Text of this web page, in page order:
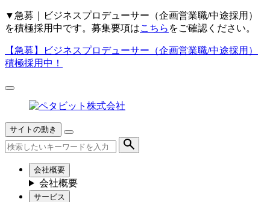
▼ 急募｜ビジネスプロデューサー（企画営業職/中途採用）
を積極採用中です。募集要項はこちら をご確認ください。
【急募】
ビジネスプロデューサー（企画営業職/中途採用）
積極採用中！
サイトの動き
会社概要
会社概要
サービス